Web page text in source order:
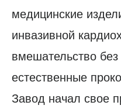
медицинские
инвазивной
вмешательство без
естественные
Завод начал свое